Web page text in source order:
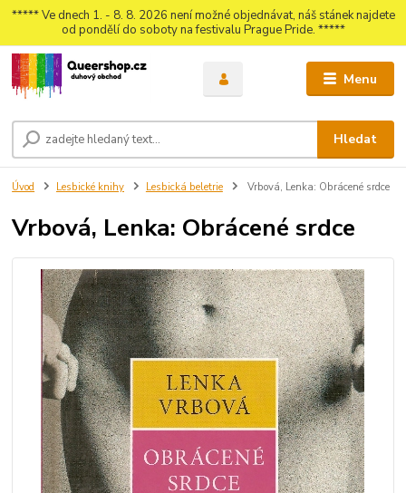
***** Ve dnech 1. - 8. 8. 2026 není možné objednávat, náš stánek najdete
od pondělí do soboty na festivalu Prague Pride. *****
Menu
Hledat
Úvod Lesbické knihy Lesbická beletrie Vrbová, Lenka: Obrácené srdce
Vrbová, Lenka: Obrácené srdce